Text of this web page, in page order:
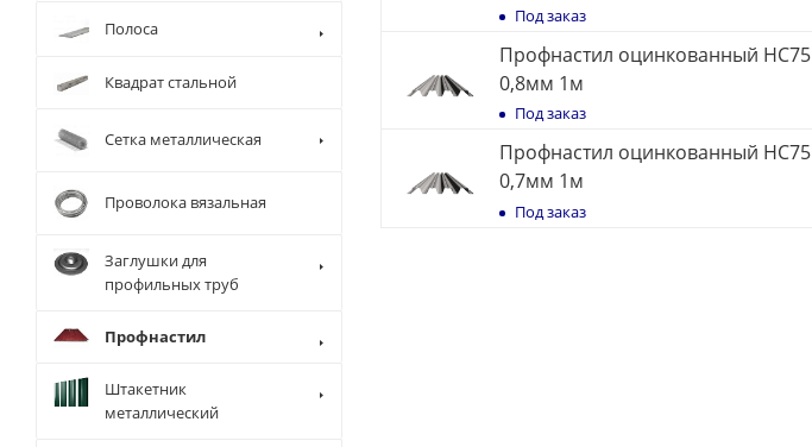
Под заказ
Профнастил оцинкованный НС75
0,8мм 1м
Под заказ
Профнастил оцинкованный НС75
0,7мм 1м
Под заказ
Полоса
Квадрат стальной
Сетка металлическая
Проволока вязальная
Заглушки для
профильных труб
Профнастил
Штакетник
металлический